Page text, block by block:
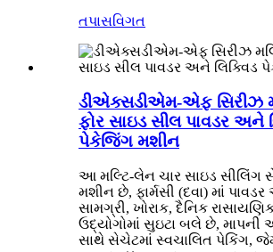
તપાસવિગત
ડીએક્સડીએમ-એફ સિરીઝ
ફોર સાઇડ સીલ પાવડર અને
પેકેજિંગ મશીન
આ મલ્ટિ-લેન ચાર સાઇડ સીલિંગ
મશીન છે, ફાર્મસી (દવા) માં
સામગ્રી, ખોરાક, દૈનિક
ઉદ્યોગોમાં સુઇટા બલે છે, માપની
સાથે સેચેટમાં સ્વચાલિત પેકિંગ,